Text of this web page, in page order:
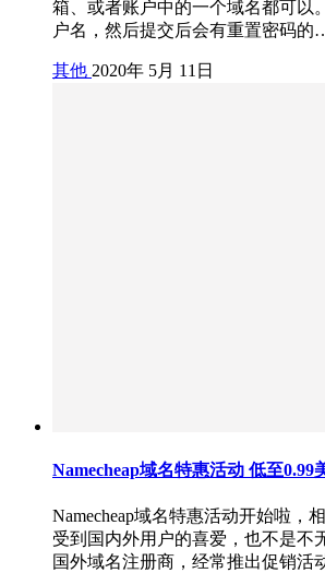
箱、或者账户中的一个域名都可以
户名，然后提交后会有重置密码的
其他 2020年 5月 11日
Namecheap域名特惠活动 低至0.99
Namecheap域名特惠活动开始啦，
受到国内外用户的喜爱，也不是不
国外域名注册商，经常推出促销活